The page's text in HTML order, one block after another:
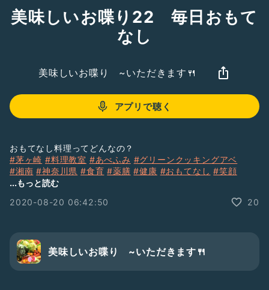
美味しいお喋り22 毎日おもて
なし
美味しいお喋り ~いただきます🍴
アプリで聴く
おもてなし料理ってどんなの？
#茅ヶ崎 #料理教室 #あべふみ #グリーンクッキングアベ
#湘南 #神奈川県 #食育 #薬膳 #健康 #おもてなし #笑顔
#おいしい #ごはん
...もっと読む
2020-08-20 06:42:50
20
美味しいお喋り ~いただきます🍴